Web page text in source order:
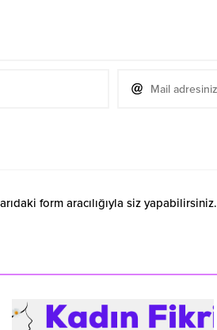
form aracılığıyla siz yapabilirsiniz.